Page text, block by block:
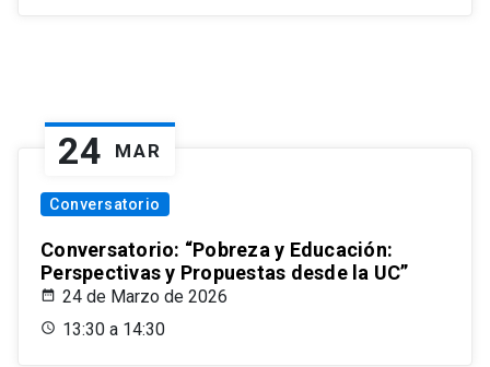
24 MAR
Conversatorio
Conversatorio: “Pobreza y Educación:
Perspectivas y Propuestas desde la UC”
24 de Marzo de 2026
13:30 a 14:30